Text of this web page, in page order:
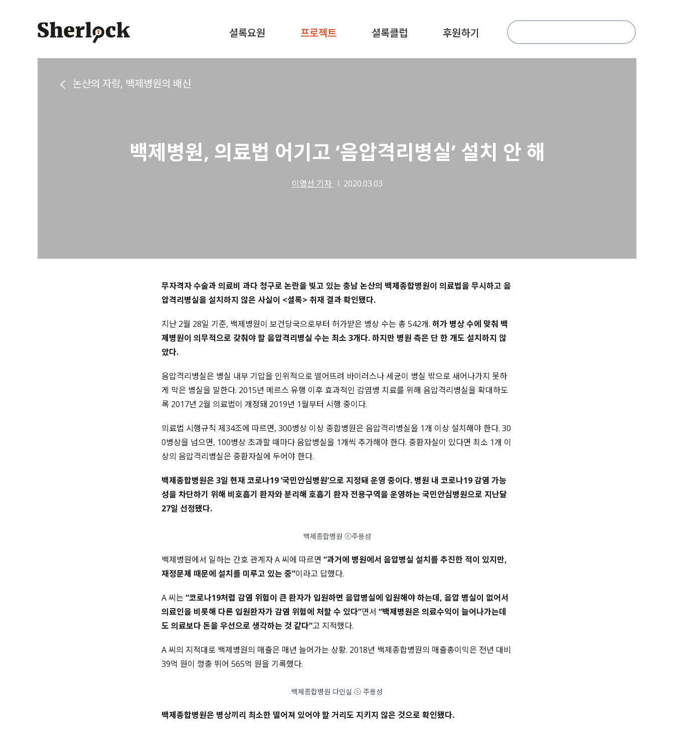
셜록요원 프로젝트 셜록클럽 후원하기
검
색:
논산의 자랑, 백제병원의 배신
백제병원, 의료법 어기고 ‘음압격리병실’ 설치 안 해
이명선 기자 2020.03.03
무자격자 수술과 의료비 과다 청구로 논란을 빚고 있는 충남 논산의 백제종합병원이 의료법을 무시하고 음
압격리병실을 설치하지 않은 사실이 <셜록> 취재 결과 확인됐다.
지난 2월 28일 기준, 백제병원이 보건당국으로부터 허가받은 병상 수는 총 542개. 허가 병상 수에 맞춰 백
제병원이 의무적으로 갖춰야 할 음압격리병실 수는 최소 3개다. 하지만 병원 측은 단 한 개도 설치하지 않
았다.
음압격리병실은 병실 내부 기압을 인위적으로 떨어뜨려 바이러스나 세균이 병실 밖으로 새어나가지 못하
게 막은 병실을 말한다. 2015년 메르스 유행 이후 효과적인 감염병 치료를 위해 음압격리병실을 확대하도
록 2017년 2월 의료법이 개정돼 2019년 1월부터 시행 중이다.
의료법 시행규칙 제34조에 따르면, 300병상 이상 종합병원은 음압격리병실을 1개 이상 설치해야 한다. 30
0병상을 넘으면, 100병상 초과할 때마다 음압병실을 1개씩 추가해야 한다. 중환자실이 있다면 최소 1개 이
상의 음압격리병실은 중환자실에 두어야 한다.
백제종합병원은 3일 현재 코로나19 ‘국민안심병원’으로 지정돼 운영 중이다. 병원 내 코로나19 감염 가능
성을 차단하기 위해 비호흡기 환자와 분리해 호흡기 환자 전용구역을 운영하는 국민안심병원으로 지난달
27일 선정됐다.
백제종합병원 ⓒ주용성
백제병원에서 일하는 간호 관계자 A 씨에 따르면 “과거에 병원에서 음압병실 설치를 추진한 적이 있지만,
재정문제 때문에 설치를 미루고 있는 중”이라고 답했다.
A 씨는 “코로나19처럼 감염 위험이 큰 환자가 입원하면 음압병실에 입원해야 하는데, 음압 병실이 없어서
의료인을 비롯해 다른 입원환자가 감염 위험에 처할 수 있다”면서 “백제병원은 의료수익이 늘어나가는데
도 의료보다 돈을 우선으로 생각하는 것 같다”고 지적했다.
A 씨의 지적대로 백제병원의 매출은 매년 늘어가는 상황. 2018년 백제종합병원의 매출총이익은 전년 대비
39억 원이 껑충 뛰어 565억 원을 기록했다.
백제종합병원 다인실 ⓒ 주용성
백제종합병원은 병상끼리 최소한 떨어져 있어야 할 거리도 지키지 않은 것으로 확인됐다.